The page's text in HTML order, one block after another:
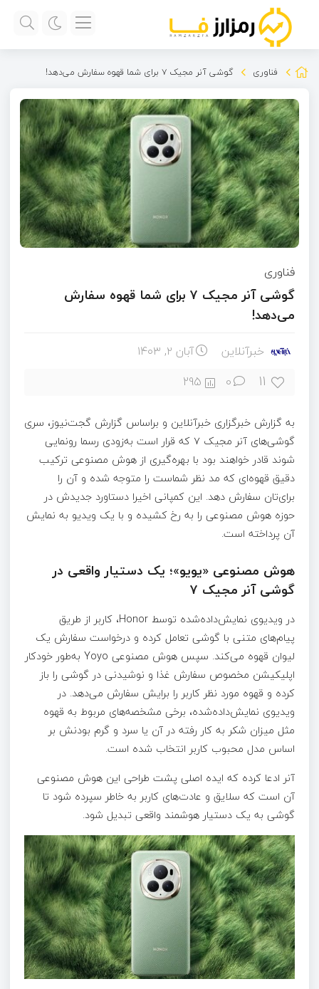
فناوری گوشی آنر مجیک ۷ برای شما قهوه سفارش می‌دهد!
فناوری
گوشی آنر مجیک ۷ برای شما قهوه سفارش
می‌دهد!
خبرآنلاین آبان ۲, ۱۴۰۳
11
0
295
به گزارش خبرگزاری خبرآنلاین و براساس گزارش گجت‌نیوز، سری
گوشی‌های آنر مجیک ۷ که قرار است به‌زودی رسما رونمایی
شوند قادر خواهند بود با بهره‌گیری از هوش مصنوعی ترکیب
دقیق قهوه‌ای که مد نظر شماست را متوجه شده و آن را
برای‌تان سفارش دهد. این کمپانی اخیرا دستاورد جدیدش در
حوزه هوش مصنوعی را به رخ کشیده و با یک ویدیو به نمایش
آن پرداخته است.
هوش مصنوعی «یویو»؛ یک دستیار واقعی در
گوشی آنر مجیک ۷
در ویدیوی نمایش‌داده‌شده توسط Honor، کاربر از طریق
پیام‌های متنی با گوشی تعامل کرده و درخواست سفارش یک
لیوان قهوه می‌کند. سپس هوش مصنوعی Yoyo به‌طور خودکار
اپلیکیشن مخصوص سفارش غذا و نوشیدنی در گوشی را باز
کرده و قهوه مورد نظر کاربر را برایش سفارش می‌دهد. در
ویدیوی نمایش‌داده‌شده، برخی مشخصه‌های مربوط به قهوه
مثل میزان شکر به کار رفته در آن یا سرد و گرم بودنش بر
اساس مدل محبوب کاربر انتخاب شده است.
آنر ادعا کرده که ایده اصلی پشت طراحی این هوش مصنوعی
آن است که سلایق و عادت‌های کاربر به خاطر سپرده شود تا
گوشی به یک دستیار هوشمند واقعی تبدیل شود.